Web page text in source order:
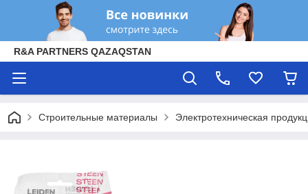
R&A PARTNERS QAZAQSTAN
Строительные материалы Электротехническая